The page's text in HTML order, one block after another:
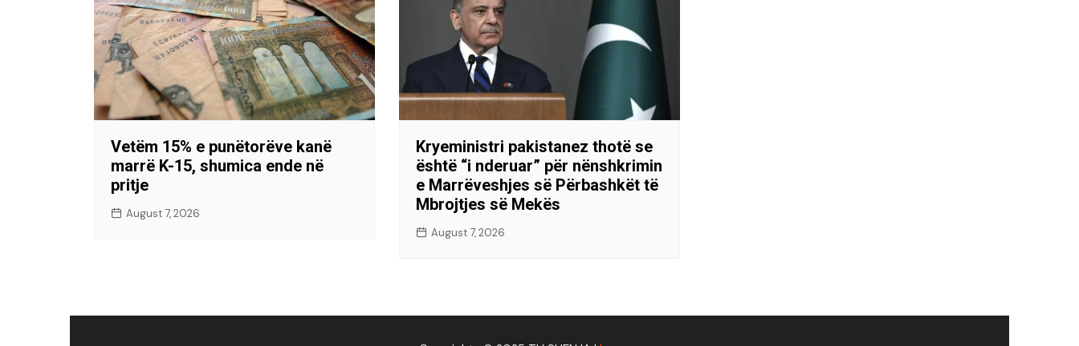
Vetëm 15% e punëtorëve kanë
marrë K-15, shumica ende në
pritje
August 7, 2026
Kryeministri pakistanez thotë se
është “i nderuar” për nënshkrimin
e Marrëveshjes së Përbashkët të
Mbrojtjes së Mekës
August 7, 2026